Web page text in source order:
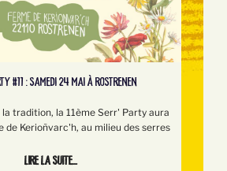
#11 : SAMEDI 24 MAI À ROSTRENEN
tradition, la 11ème Serr' Party aura
de Kerioñvarc'h, au milieu des serres
Lire la suite...